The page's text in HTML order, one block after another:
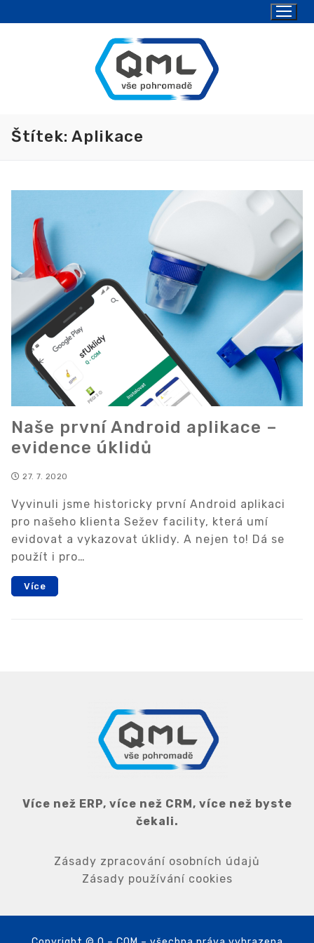
Štítek: Aplikace
Naše první Android aplikace –
evidence úklidů
27. 7. 2020
Vyvinuli jsme historicky první Android aplikaci
pro našeho klienta Sežev facility, která umí
evidovat a vykazovat úklidy. A nejen to! Dá se
použít i pro…
Více
Více než ERP, více než CRM, více než byste
čekali.
Zásady zpracování osobních údajů
Zásady používání cookies